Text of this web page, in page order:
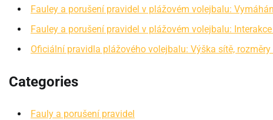
Fauley a porušení pravidel v plážovém volejbalu:
Fauley a porušení pravidel v plážovém volejbalu:
Oficiální pravidla plážového volejbalu: Výška sítě,
Categories
Fauly a porušení pravidel